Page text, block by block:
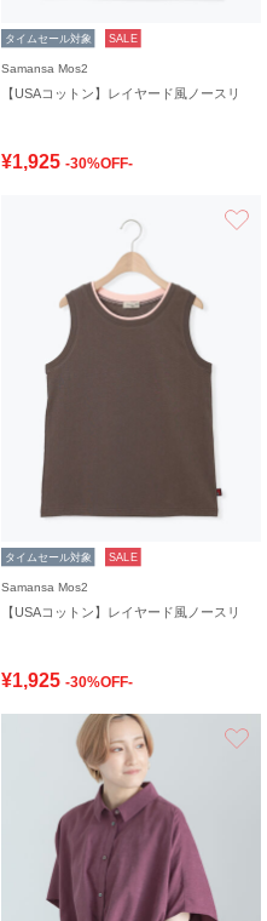
タイムセール対象 SALE
Samansa Mos2
【USAコットン】レイヤード風ノースリ
¥1,925 -30%OFF-
タイムセール対象 SALE
Samansa Mos2
【USAコットン】レイヤード風ノースリ
¥1,925 -30%OFF-